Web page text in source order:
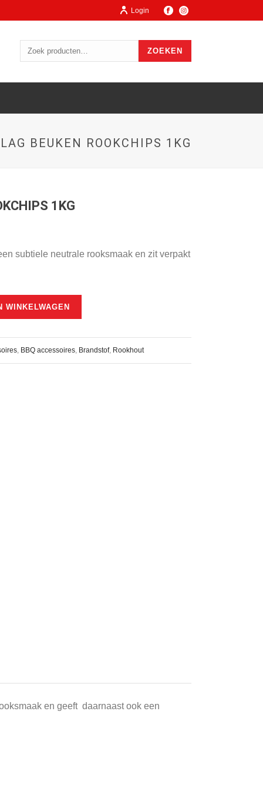
Login
ZOEKEN
BEUKEN ROOKCHIPS 1KG
1KG
subtiele neutrale rooksmaak en zit verpakt
WINKELWAGEN
, BBQ accessoires, Brandstof, Rookhout
en geeft daarnaast ook een